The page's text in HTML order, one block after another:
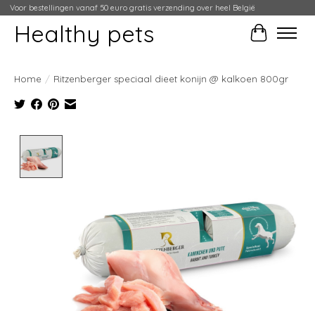
Voor bestellingen vanaf 50 euro gratis verzending over heel België
Healthy pets
Home / Ritzenberger speciaal dieet konijn @ kalkoen 800gr